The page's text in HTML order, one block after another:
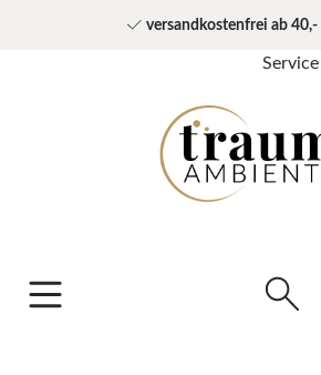
versandkostenfrei ab 40,-